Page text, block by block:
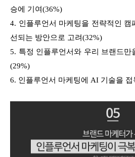
승에 기여(36%)
4. 인플루언서 마케팅을 전략적인 캠
선되는 방안으로 고려(32%)
5. 특정 인플루언서와 우리 브랜드만
(29%)
6. 인플루언서 마케팅에 AI 기술을 접